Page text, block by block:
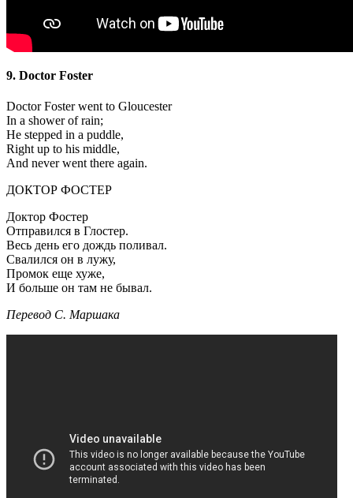
9. Doctor Foster
Doctor Foster went to Gloucester
In a shower of rain;
He stepped in a puddle,
Right up to his middle,
And never went there again.
ДОКТОР ФОСТЕР
Доктор Фостер
Отправился в Глостер.
Весь день его дождь поливал.
Свалился он в лужу,
Промок еще хуже,
И больше он там не бывал.
Перевод С. Маршака